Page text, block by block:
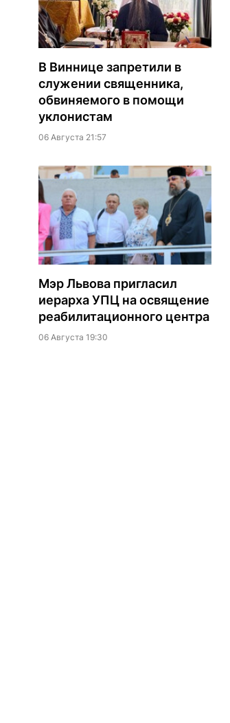
В Виннице запретили в
служении священника,
обвиняемого в помощи
уклонистам
06 Августа 21:57
Мэр Львова пригласил
иерарха УПЦ на освящение
реабилитационного центра
06 Августа 19:30